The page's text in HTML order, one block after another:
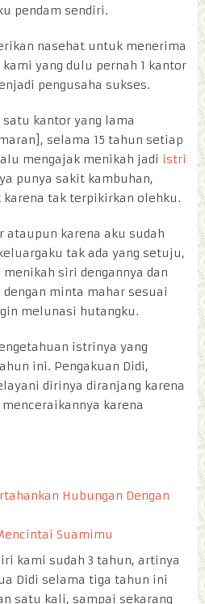
pendam sendiri.
nasehat untuk menerima
yang dulu pernah 1 kantor
pengusaha sukses.
kantor yang lama
selama 15 tahun setiap
mengajak menikah jadi istri
punya sakit kambuhan,
tak terpikirkan olehku.
ataupun karena aku sudah
tak ada yang setuju,
siri dengannya dan
minta mahar sesuai
melunasi hutangku.
istrinya yang
ini. Pengakuan Didi,
dirinya diranjang karena
karena
Hubungan Dengan
Suamimu
kami sudah 3 tahun, artinya
Didi selama tiga tahun ini
satu kali, sampai sekarang